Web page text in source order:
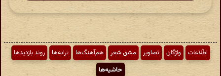
اطّلاعات واژگان تصاویر مشق شعر هم‌آهنگ‌ها ترانه‌ها
روند بازدیدها
حاشیه‌ها